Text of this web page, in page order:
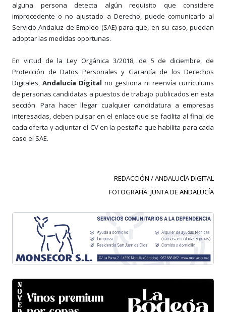
alguna persona detecta algún requisito que considere
improcedente o no ajustado a Derecho, puede comunicarlo al
Servicio Andaluz de Empleo (SAE) para que, en su caso, puedan
adoptar las medidas oportunas.
En virtud de la Ley Orgánica 3/2018, de 5 de diciembre, de
Protección de Datos Personales y Garantía de los Derechos
Digitales, Andalucía Digital no gestiona ni reenvía currículums
de personas candidatas a puestos de trabajo publicados en esta
sección. Para hacer llegar cualquier candidatura a empresas
interesadas, deben pulsar en el enlace que se facilita al final de
cada oferta y adjuntar el CV en la pestaña que habilita para cada
caso el SAE.
REDACCIÓN / ANDALUCÍA DIGITAL
FOTOGRAFÍA: JUNTA DE ANDALUCÍA